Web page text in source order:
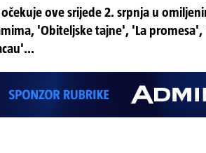
ove srijede 2. srpnja u
'Obiteljske tajne', 'La